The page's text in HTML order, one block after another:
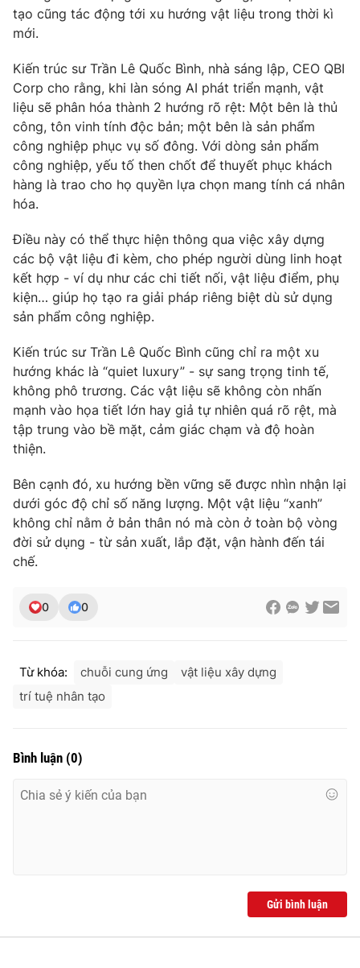
tạo cũng tác động tới xu hướng vật liệu trong thời kì
mới.
Kiến trúc sư Trần Lê Quốc Bình, nhà sáng lập, CEO QBI
Corp cho rằng, khi làn sóng AI phát triển mạnh, vật
liệu sẽ phân hóa thành 2 hướng rõ rệt: Một bên là thủ
công, tôn vinh tính độc bản; một bên là sản phẩm
công nghiệp phục vụ số đông. Với dòng sản phẩm
công nghiệp, yếu tố then chốt để thuyết phục khách
hàng là trao cho họ quyền lựa chọn mang tính cá nhân
hóa.
Điều này có thể thực hiện thông qua việc xây dựng
các bộ vật liệu đi kèm, cho phép người dùng linh hoạt
kết hợp - ví dụ như các chi tiết nối, vật liệu điểm, phụ
kiện… giúp họ tạo ra giải pháp riêng biệt dù sử dụng
sản phẩm công nghiệp.
Kiến trúc sư Trần Lê Quốc Bình cũng chỉ ra một xu
hướng khác là “quiet luxury” - sự sang trọng tinh tế,
không phô trương. Các vật liệu sẽ không còn nhấn
mạnh vào họa tiết lớn hay giả tự nhiên quá rõ rệt, mà
tập trung vào bề mặt, cảm giác chạm và độ hoàn
thiện.
Bên cạnh đó, xu hướng bền vững sẽ được nhìn nhận lại
dưới góc độ chỉ số năng lượng. Một vật liệu “xanh”
không chỉ nằm ở bản thân nó mà còn ở toàn bộ vòng
đời sử dụng - từ sản xuất, lắp đặt, vận hành đến tái
chế.
0 0
Từ khóa: chuỗi cung ứng
vật liệu xây dựng
trí tuệ nhân tạo
Bình luận (0)
Gửi bình luận